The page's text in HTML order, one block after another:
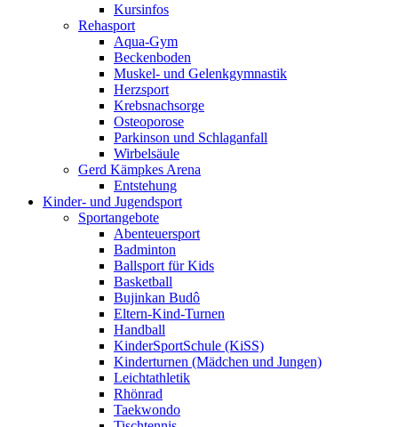
Kursinfos
Rehasport
Aqua-Gym
Beckenboden
Muskel- und Gelenkgymnastik
Herzsport
Krebsnachsorge
Osteoporose
Parkinson und Schlaganfall
Wirbelsäule
Gerd Kämpkes Arena
Entstehung
Kinder- und Jugendsport
Sportangebote
Abenteuersport
Badminton
Ballsport für Kids
Basketball
Bujinkan Budô
Eltern-Kind-Turnen
Handball
KinderSportSchule (KiSS)
Kinderturnen (Mädchen und Jungen)
Leichtathletik
Rhönrad
Taekwondo